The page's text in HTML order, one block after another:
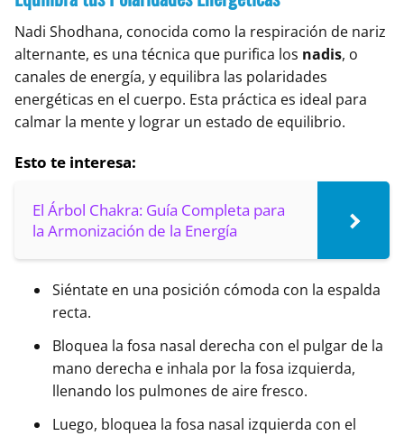
Nadi Shodhana, conocida como la respiración de nariz
alternante, es una técnica que purifica los nadis, o
canales de energía, y equilibra las polaridades
energéticas en el cuerpo. Esta práctica es ideal para
calmar la mente y lograr un estado de equilibrio.
Esto te interesa:
El Árbol Chakra: Guía Completa para
la Armonización de la Energía
Siéntate en una posición cómoda con la espalda
recta.
Bloquea la fosa nasal derecha con el pulgar de la
mano derecha e inhala por la fosa izquierda,
llenando los pulmones de aire fresco.
Luego, bloquea la fosa nasal izquierda con el